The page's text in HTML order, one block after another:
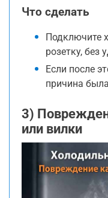
Что сделать
Подключите
розетку, без
Если после
причина
3)
или вилки